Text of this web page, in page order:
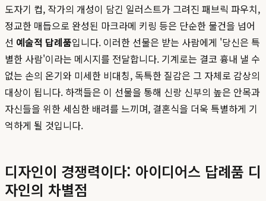
도자기 컵, 작가의 개성이 담긴 일러스트가 그려진 패브릭 파우치,
정교한 매듭으로 완성된 마크라메 키링 등은 단순한 물건을 넘어
선 예술적 답례품입니다. 이러한 선물은 받는 사람에게 '당신은 특
별한 사람'이라는 메시지를 전달합니다. 기계로는 결코 흉내 낼 수
없는 손의 온기와 미세한 비대칭, 독특한 질감은 그 자체로 감상의
대상이 됩니다. 하객들은 이 선물을 통해 신랑 신부의 높은 안목과
자신들을 위한 세심한 배려를 느끼며, 결혼식을 더욱 특별하게 기
억하게 될 것입니다.
디자인이 경쟁력이다: 아이디어스 답례품 디
자인의 차별점